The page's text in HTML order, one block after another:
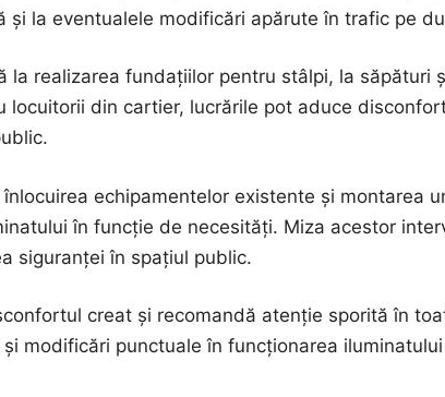
la eventualele modificări apărute în trafic pe
realizarea fundațiilor pentru stâlpi, la săpături
locuitorii din cartier, lucrările pot aduce
echipamentelor existente și montarea
în funcție de necesități. Miza acestor
siguranței în spațiul public.
creat și recomandă atenție sporită în
modificări punctuale în funcționarea